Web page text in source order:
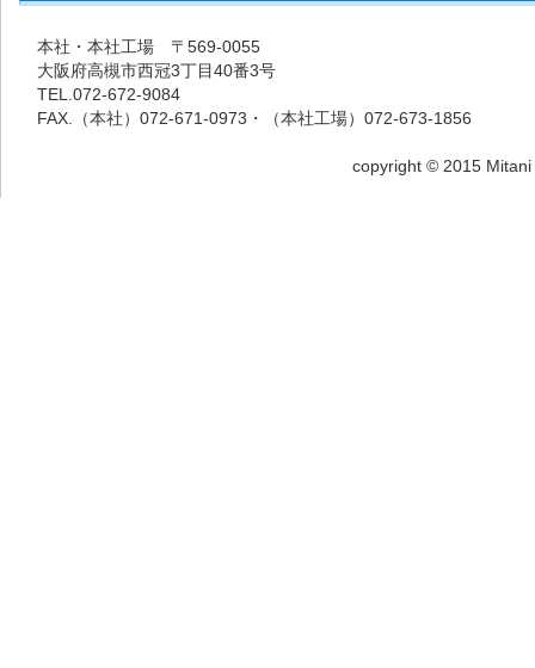
本社・本社工場 〒569-0055
大阪府高槻市西冠3丁目40番3号
TEL.072-672-9084
FAX.（本社）072-671-0973・（本社工場）072-673-1856
copyright © 2015